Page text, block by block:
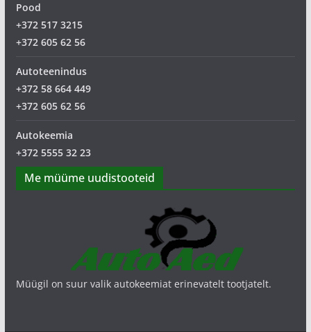
Pood
+372 517 3215
+372 605 62 56
Autoteenindus
+372 58 664 449
+372 605 62 56
Autokeemia
+372 5555 32 23
Me müüme uudistooteid
Müügil on suur valik autokeemiat erinevatelt tootjatelt.